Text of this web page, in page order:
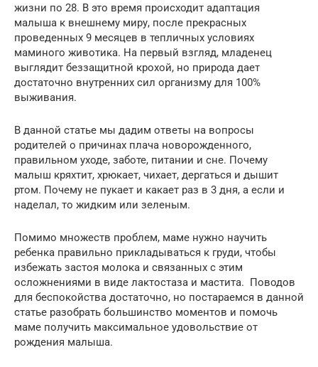
жизни по 28. В это время происходит адаптация
малыша к внешнему миру, после прекрасных
проведенных 9 месяцев в тепличных условиях
маминого животика. На первый взгляд, младенец
выглядит беззащитной крохой, но природа дает
достаточно внутренних сил организму для 100%
выживания.
В данной статье мы дадим ответы на вопросы
родителей о причинах плача новорожденного,
правильном уходе, заботе, питании и сне. Почему
малыш кряхтит, хрюкает, чихает, дергаться и дышит
ртом. Почему не пукает и какает раз в 3 дня, а если и
наделал, то жидким или зеленым.
Помимо множеств проблем, маме нужно научить
ребенка правильно прикладываться к груди, чтобы
избежать застоя молока и связанных с этим
осложнениями в виде лактостаза и мастита. Поводов
для беспокойства достаточно, но постараемся в данной
статье разобрать большинство моментов и помочь
маме получить максимальное удовольствие от
рождения малыша.